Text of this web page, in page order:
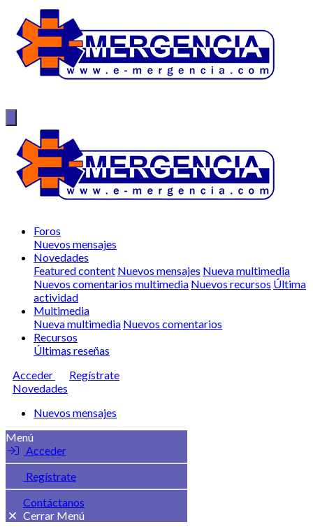
Foros
Nuevos mensajes
Novedades
Featured content Nuevos mensajes Nueva multimedia
Nuevos comentarios multimedia Nuevos recursos Última
actividad
Multimedia
Nueva multimedia Nuevos comentarios
Recursos
Últimas reseñas
Acceder
Regístrate
Novedades
Nuevos mensajes
Menú
Acceder
Regístrate
Contáctanos
Cerrar Menú